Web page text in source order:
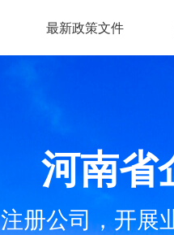
最新政策文件
河南省
注册公司，开展